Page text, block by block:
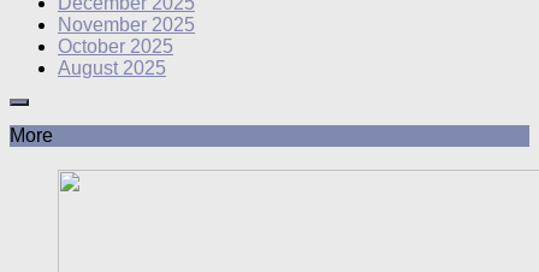
November 2025
October 2025
August 2025
More